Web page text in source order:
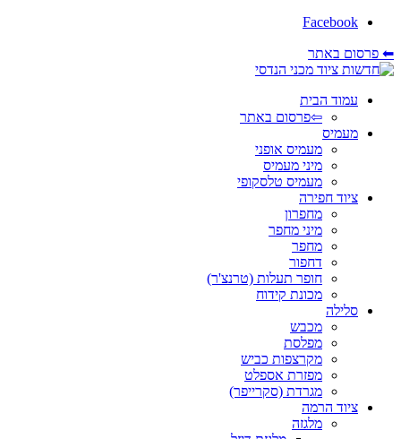
Facebook
⬅ פרסום באתר
עמוד הבית
⇦פרסום באתר
מעמיס
מעמיס אופני
מיני מעמיס
מעמיס טלסקופי
ציוד חפירה
מחפרון
מיני מחפר
מחפר
דחפור
חופר תעלות (טרנצ'ר)
מכונת קידוח
סלילה
מכבש
מפלסת
מקרצפות כביש
מפזרת אספלט
מגרדת (סקרייפר)
ציוד הרמה
מלגזה